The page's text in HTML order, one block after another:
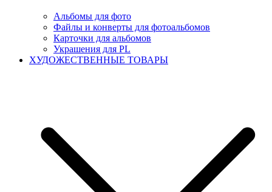
Альбомы для фото
Файлы и конверты для фотоальбомов
Карточки для альбомов
Украшения для PL
ХУДОЖЕСТВЕННЫЕ ТОВАРЫ